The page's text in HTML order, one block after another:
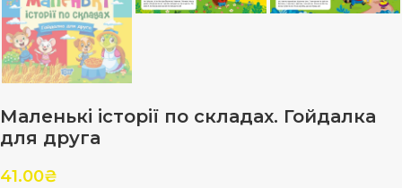
Маленькі історії по складах. Гойдалка
для друга
41.00₴